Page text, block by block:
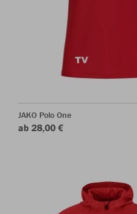
JAKO Polo One
ab 28,00 €